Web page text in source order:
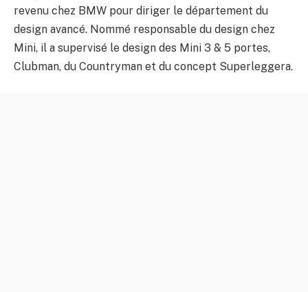
revenu chez BMW pour diriger le département du
design avancé. Nommé responsable du design chez
Mini, il a supervisé le design des Mini 3 & 5 portes,
Clubman, du Countryman et du concept Superleggera.